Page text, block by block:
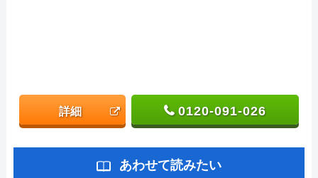
詳細 0120-091-026
あわせて読みたい